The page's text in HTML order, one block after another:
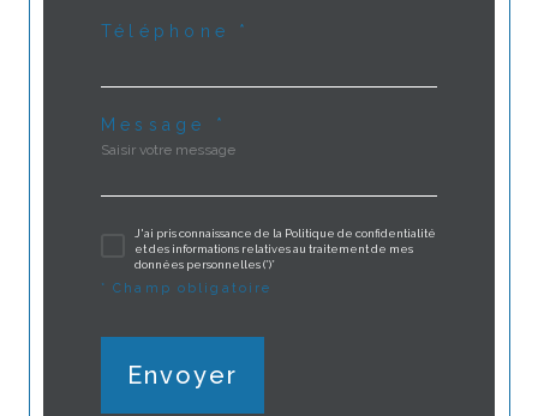
Téléphone *
Message *
J'ai pris connaissance de la Politique de confidentialité
et des informations relatives au traitement de mes
données personnelles (*)*
* Champ obligatoire
Envoyer